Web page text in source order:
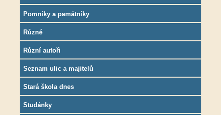
Pomníky a památníky
Různé
Různí autoři
Seznam ulic a majitelů
Stará škola dnes
Studánky